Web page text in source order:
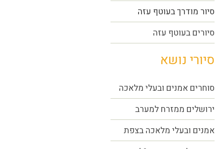
סיור מודרך בעוטף עזה
סיורים בעוטף עזה
סיורי נושא
סוחרים אמנים ובעלי מלאכה
ירושלים ממזרח למערב
אמנים ובעלי מלאכה בצפת